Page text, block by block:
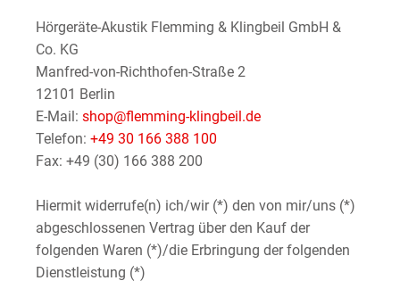
Hörgeräte-Akustik Flemming & Klingbeil GmbH &
Co. KG
Manfred-von-Richthofen-Straße 2
12101 Berlin
E-Mail: shop@flemming-klingbeil.de
Telefon: +49 30 166 388 100
Fax: +49 (30) 166 388 200
Hiermit widerrufe(n) ich/wir (*) den von mir/uns (*)
abgeschlossenen Vertrag über den Kauf der
folgenden Waren (*)/die Erbringung der folgenden
Dienstleistung (*)